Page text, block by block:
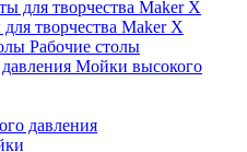
творчества Maker X
Рабочие столы
Мойки высокого
давления